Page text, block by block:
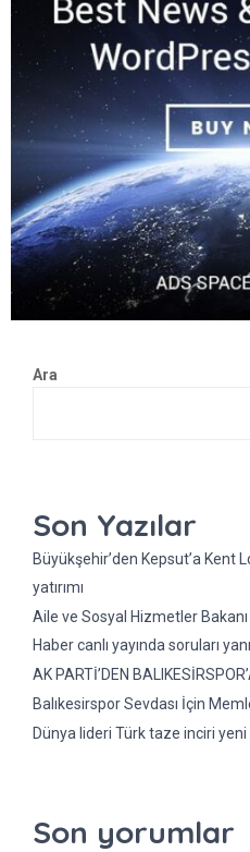
Ara
Son Yazılar
Büyükşehir’den Kepsut’a Kent
yatırımı
Aile ve Sosyal Hizmetler
Haber canlı yayında soruları
AK PARTİ’DEN
Balıkesirspor Sevdası İçin
Dünya lideri Türk taze inciri yeni
Son yorumlar